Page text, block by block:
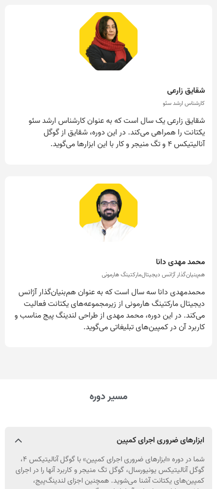
شقایق زارعی
کارشناس ارشد سئو
شقایق زارعی یک سال است که به عنوان کارشناس ارشد سئو
یکتانت را همراهی می‌کند. در این دوره، شقایق از گوگل
آنالیتیکس ۴ و تگ منیجر و کار با این ابزارها می‌گوید.
محمد مهدی دانا
هم‌بنیان‌گذار آژانس دیجیتال‌مارکتینگ هارمونی
محمدمهدی دانا سه سال است که به عنوان هم‌بنیان‌گذار آژانس
دیجیتال مارکتینگ هارمونی از زیرمجموعه‌های یکتانت فعالیت
می‌کند. در این دوره، محمد مهدی از طراحی لندینگ پیج مناسب و
کاربرد آن در کمپین‌های تبلیغاتی می‌گوید.
مسیر دوره
ابزارهای ضروری اجرای کمپین
شما در دوره «ابزارهای ضروری اجرای کمپین» با گوگل آنالیتیکس ۴،
گوگل آنالیتیکس یونیورسال، گوگل تگ منیجر و کاربرد آنها را در اجرای
کمپین‌های یکتانت آشنا می‌شوید. همچنین اجزای لندینگ‌پیج،